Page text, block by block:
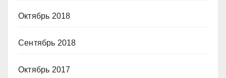
Октябрь 2018
Сентябрь 2018
Октябрь 2017